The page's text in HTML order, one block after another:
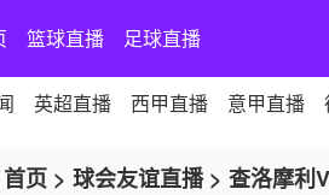
篮球直播 足球直播
英超直播 西甲直播 意甲直播
首页 > 球会友谊直播> 查洛摩利